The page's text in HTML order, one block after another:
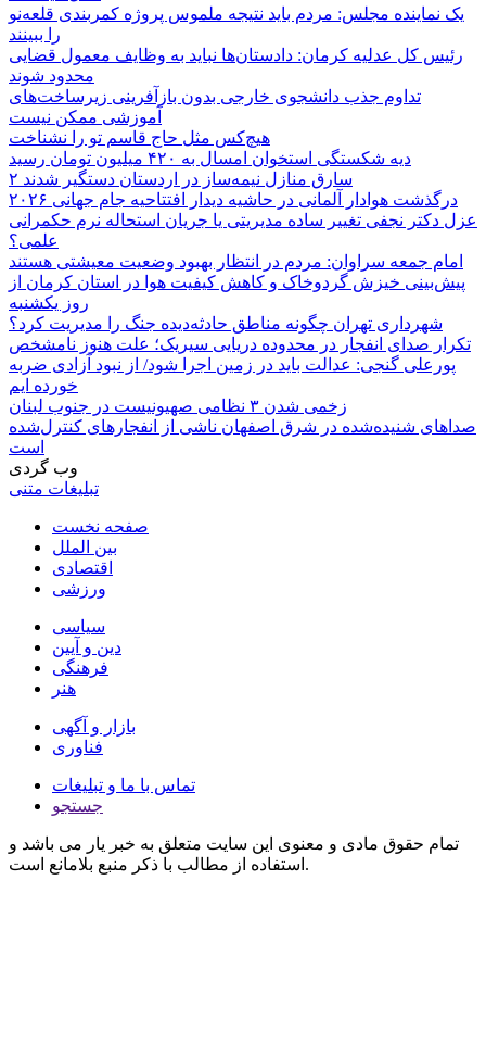
یک نماینده مجلس: مردم باید نتیجه ملموس پروژه کمربندی قلعه‌نو
را ببینند
رئیس کل عدلیه کرمان: دادستان‌ها نباید به وظایف معمول قضایی
محدود شوند
تداوم جذب دانشجوی خارجی بدون بازآفرینی زیرساخت‌های
آموزشی ممکن نیست
هیچ‌کس مثل حاج قاسم تو را نشناخت
دیه شکستگی استخوان امسال به ۴۲۰ میلیون تومان رسید
۲ سارق منازل نیمه‌ساز در اردستان دستگیر شدند
درگذشت هوادار آلمانی در حاشیه دیدار افتتاحیه جام جهانی ۲۰۲۶
عزل دکتر نجفی تغییر ساده مدیریتی یا جریان استحاله نرم حکمرانی
علمی؟
امام جمعه سراوان: مردم در انتظار بهبود وضعیت معیشتی هستند
پیش‌بینی خیزش گردوخاک و کاهش کیفیت هوا در استان کرمان از
روز یکشنبه
شهرداری تهران چگونه مناطق حادثه‌دیده جنگ را مدیریت کرد؟
تکرار صدای انفجار در محدوده دریایی سیریک؛ علت هنوز نامشخص
پورعلی گنجی: عدالت باید در زمین اجرا شود/ از نبود آزادی ضربه
خورده ایم
زخمی شدن ۳ نظامی صهیونیست در جنوب لبنان
صداهای شنیده‌شده در شرق اصفهان ناشی از انفجارهای کنترل‌شده
است
وب گردی
تبلیغات متنی
صفحه نخست
بین الملل
اقتصادی
ورزشی
سیاسی
دین و آیین
فرهنگی
هنر
بازار و آگهی
فناوری
تماس با ما و تبلیغات
جستجو
تمام حقوق مادی و معنوی این سایت متعلق به خبر یار می باشد و
استفاده از مطالب با ذکر منبع بلامانع است.